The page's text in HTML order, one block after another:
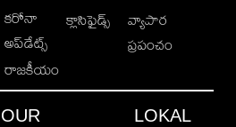
కరోనా
అప్‌డేట్స్
రాజకీయం
క్లాసిఫైడ్స్
వ్యాపార
ప్రపంచం
OUR
LOKAL